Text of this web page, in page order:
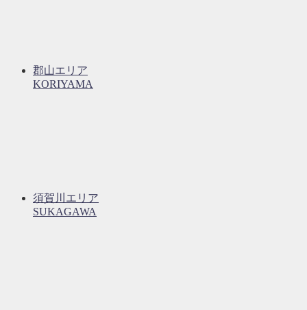
郡山エリア
KORIYAMA
須賀川エリア
SUKAGAWA